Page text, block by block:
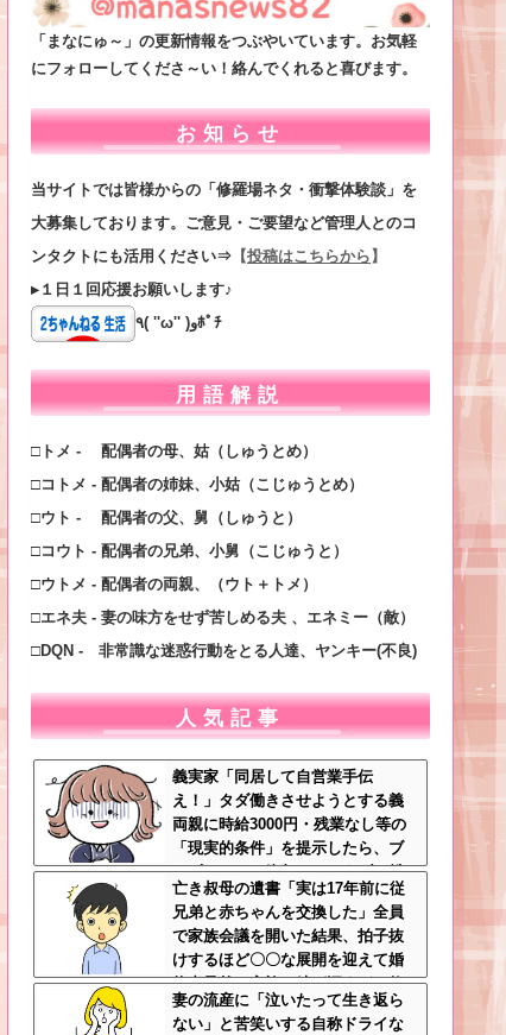
「まなにゅ～」の更新情報をつぶやいています。お気軽
にフォローしてくださ～い！絡んでくれると喜びます。
お知らせ
当サイトでは皆様からの「修羅場ネタ・衝撃体験談」を
大募集しております。ご意見・ご要望など管理人とのコ
ンタクトにも活用ください⇒ 【投稿はこちらから 】
▸１日１回応援お願いします♪
٩( ''ω'' )وﾎﾟﾁ
用語解説
□トメ - 配偶者の母、姑（しゅうとめ）
□コトメ - 配偶者の姉妹、小姑（こじゅうとめ）
□ウト - 配偶者の父、舅（しゅうと）
□コウト - 配偶者の兄弟、小舅（こじゅうと）
□ウトメ - 配偶者の両親、（ウト＋トメ）
□エネ夫 - 妻の味方をせず苦しめる夫 、エネミー（敵）
□DQN - 非常識な迷惑行動をとる人達、ヤンキー(不良)
人気記事
義実家「同居して自営業手伝
え！」タダ働きさせようとする義
両親に時給3000円・残業なし等の
「現実的条件」を提示したら、ブ
チギレられて絶句ｗｗ←タダで働
く嫁がいるわけないだろ
亡き叔母の遺書「実は17年前に従
兄弟と赤ちゃんを交換した」全員
で家族会議を開いた結果、拍子抜
けするほど〇〇な展開を迎えて婚
約者呆然←家族の絆が深すぎて修
羅場にならんかった
妻の流産に「泣いたって生き返ら
ない」と苦笑いする自称ドライな